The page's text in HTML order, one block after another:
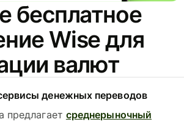
бесплатное
Wise для
валют
денежных переводов
предлагает среднерыночный